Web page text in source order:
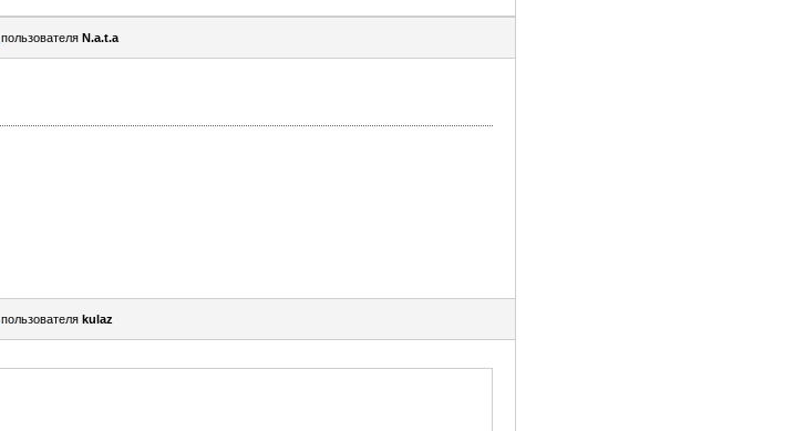
пользователя N.a.t.a
пользователя kulaz